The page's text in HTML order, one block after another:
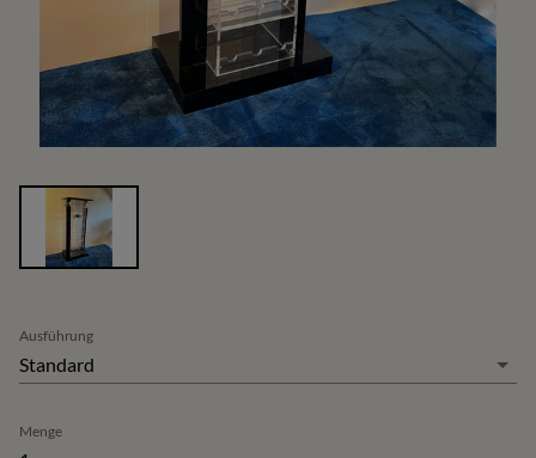
Ausführung
Standard
Menge